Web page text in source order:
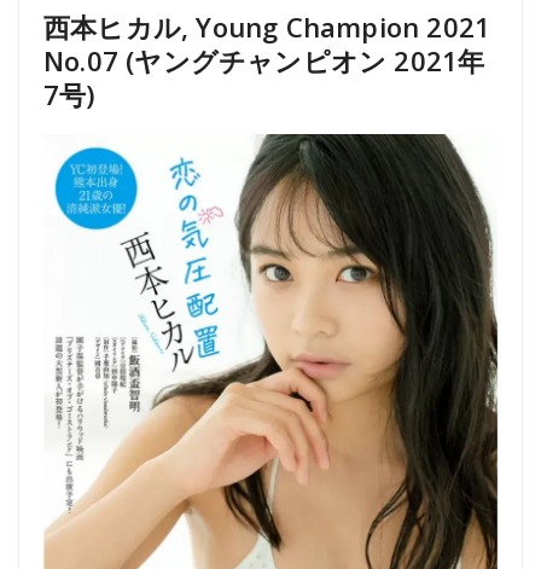
西本ヒカル, Young Champion 2021
No.07 (ヤングチャンピオン 2021年
7号)